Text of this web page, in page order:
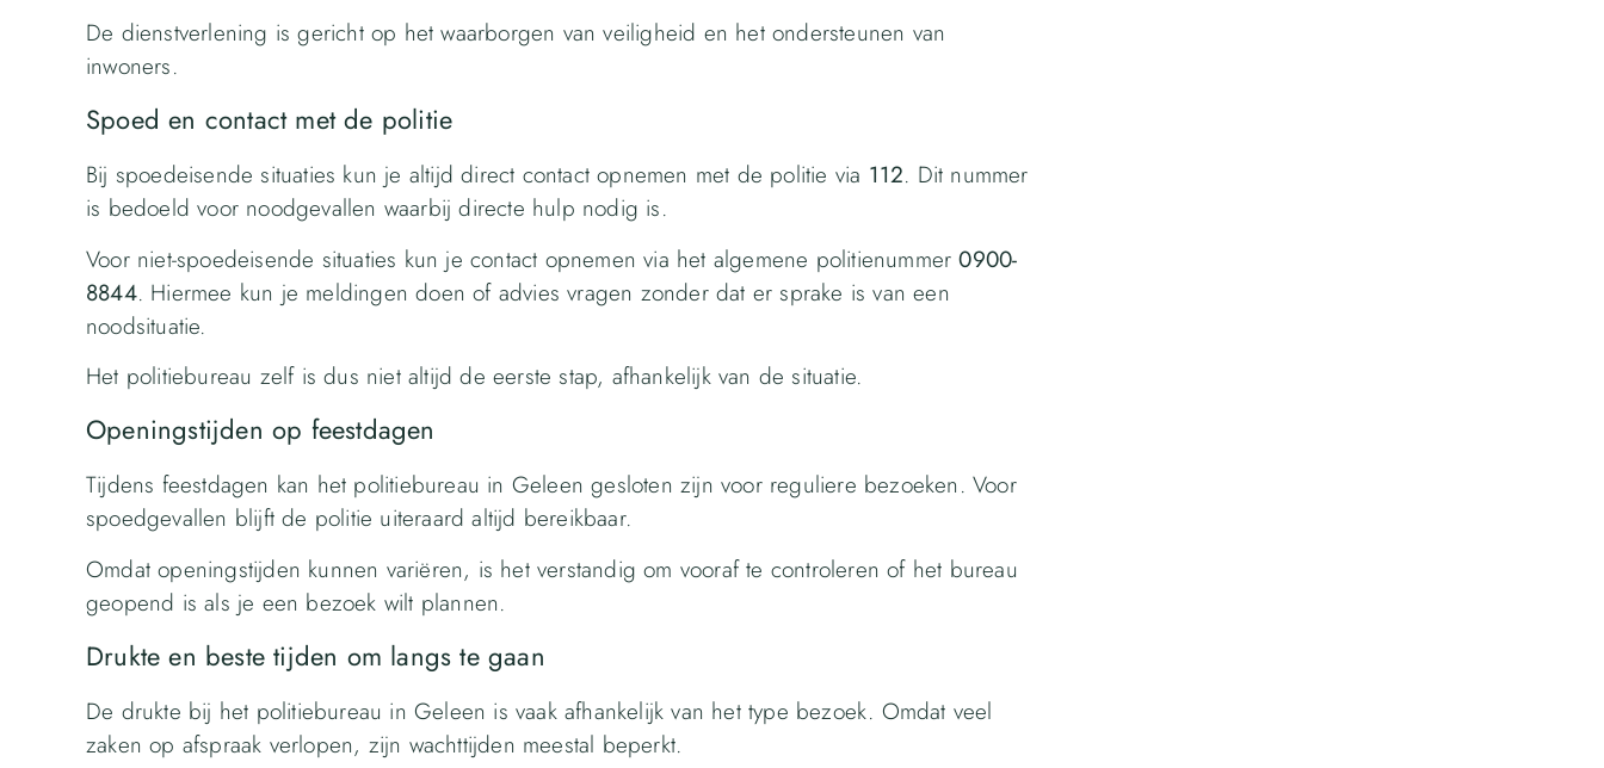
De dienstverlening is gericht op het waarborgen van veiligheid en het ondersteunen van
inwoners.
Spoed en contact met de politie
Bij spoedeisende situaties kun je altijd direct contact opnemen met de politie via 112. Dit nummer
is bedoeld voor noodgevallen waarbij directe hulp nodig is.
Voor niet-spoedeisende situaties kun je contact opnemen via het algemene politienummer0900-
8844. Hiermee kun je meldingen doen of advies vragen zonder dat er sprake is van een
noodsituatie.
Het politiebureau zelf is dus niet altijd de eerste stap, afhankelijk van de situatie.
Openingstijden op feestdagen
Tijdens feestdagen kan het politiebureau in Geleen gesloten zijn voor reguliere bezoeken. Voor
spoedgevallen blijft de politie uiteraard altijd bereikbaar.
Omdat openingstijden kunnen variëren, is het verstandig om vooraf te controleren of het bureau
geopend is als je een bezoek wilt plannen.
Drukte en beste tijden om langs te gaan
De drukte bij het politiebureau in Geleen is vaak afhankelijk van het type bezoek. Omdat veel
zaken op afspraak verlopen, zijn wachttijden meestal beperkt.